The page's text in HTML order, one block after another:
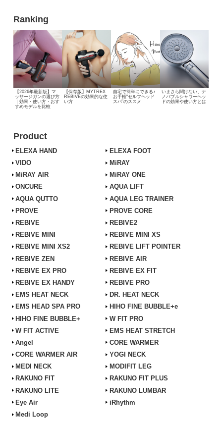
Ranking
【2026年最新版】マ
ッサージガンの選び方
｜効果・使い方・おす
すめモデルを比較
【保存版】MYTREX
REBIVEの効果的な使
い方
自宅で簡単にできる♪
お手軽“セルフヘッド
スパ”のススメ
いまさら聞けない、ナ
ノバブルシャワーヘッ
ドの効果や使い方とは
Product
ELEXA HAND
ELEXA FOOT
VIDO
MiRAY
MiRAY AIR
MiRAY ONE
ONCURE
AQUA LIFT
AQUA QUTTO
AQUA LEG TRAINER
PROVE
PROVE CORE
REBIVE
REBIVE2
REBIVE MINI
REBIVE MINI XS
REBIVE MINI XS2
REBIVE LIFT POINTER
REBIVE ZEN
REBIVE AIR
REBIVE EX PRO
REBIVE EX FIT
REBIVE EX HANDY
REBIVE PRO
EMS HEAT NECK
DR. HEAT NECK
EMS HEAD SPA PRO
HIHO FINE BUBBLE+e
HIHO FINE BUBBLE+
W FIT PRO
W FIT ACTIVE
EMS HEAT STRETCH
Angel
CORE WARMER
CORE WARMER AIR
YOGI NECK
MEDI NECK
MODIFIT LEG
RAKUNO FIT
RAKUNO FIT PLUS
RAKUNO LITE
RAKUNO LUMBAR
Eye Air
iRhythm
Medi Loop